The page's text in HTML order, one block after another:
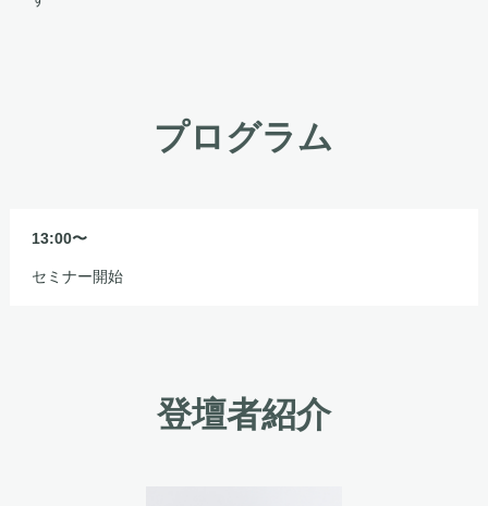
プログラム
13:00〜
セミナー開始
登壇者紹介